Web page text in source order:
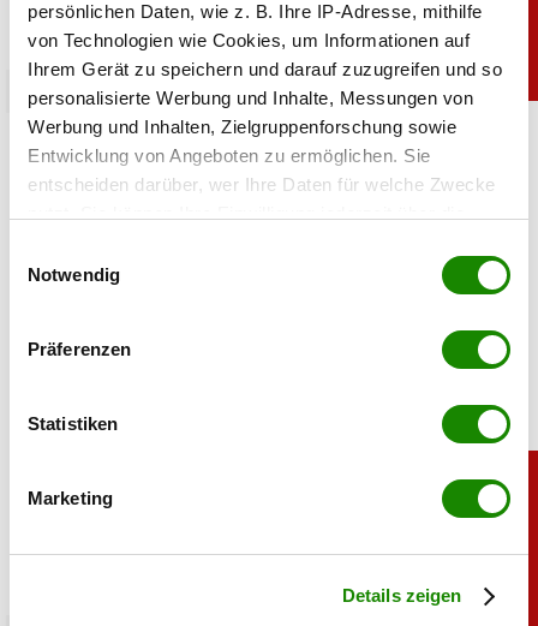
persönlichen Daten, wie z. B. Ihre IP-Adresse, mithilfe
von Technologien wie Cookies, um Informationen auf
Ihrem Gerät zu speichern und darauf zuzugreifen und so
personalisierte Werbung und Inhalte, Messungen von
Werbung und Inhalten, Zielgruppenforschung sowie
Entwicklung von Angeboten zu ermöglichen. Sie
entscheiden darüber, wer Ihre Daten für welche Zwecke
Trigger Symbol ändern oder widerrufen
Informationen über Ihre geografische Lage
können
bestimmten Merkmalen (Fingerprinting) identifizieren
Erfahren Sie mehr darüber, wie Ihre persönlichen Daten
Notwendig
Präferenzen
Statistiken
Marketing
Details zeigen
beauty
KI als Pflege-Coach: Digitale Hautanalysen
boomen
Ein Foto hochladen, wenige Fragen beantworten – und
schon schlägt künstliche Intelligenz die passende